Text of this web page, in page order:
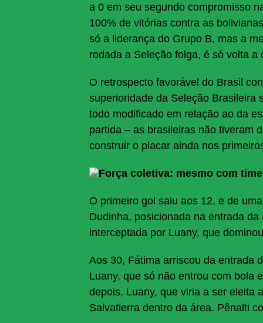
a 0 em seu segundo compromisso
100% de vitórias contra as
só a liderança do Grupo B, mas a
rodada a Seleção folga, é só volta
O retrospecto favorável do Brasil
superioridade da Seleção Brasileira
todo modificado em relação ao da
partida – as brasileiras não tiveram
construir o placar ainda nos
Força coletiva: mesmo com
O primeiro gol saiu aos 12, e de
Dudinha, posicionada na entrada
interceptada por Luany, que
Aos 30, Fátima arriscou da entrada
Luany, que só não entrou com bola
depois, Luany, que viria a ser eleita
Salvatierra dentro da área. Pênalti